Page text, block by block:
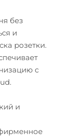
без
и
розетки.
с
и